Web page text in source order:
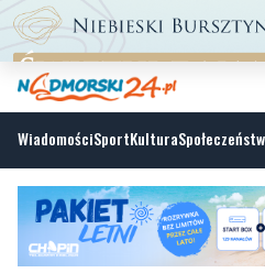
WiadomościSportKultura
Jak utrzymać